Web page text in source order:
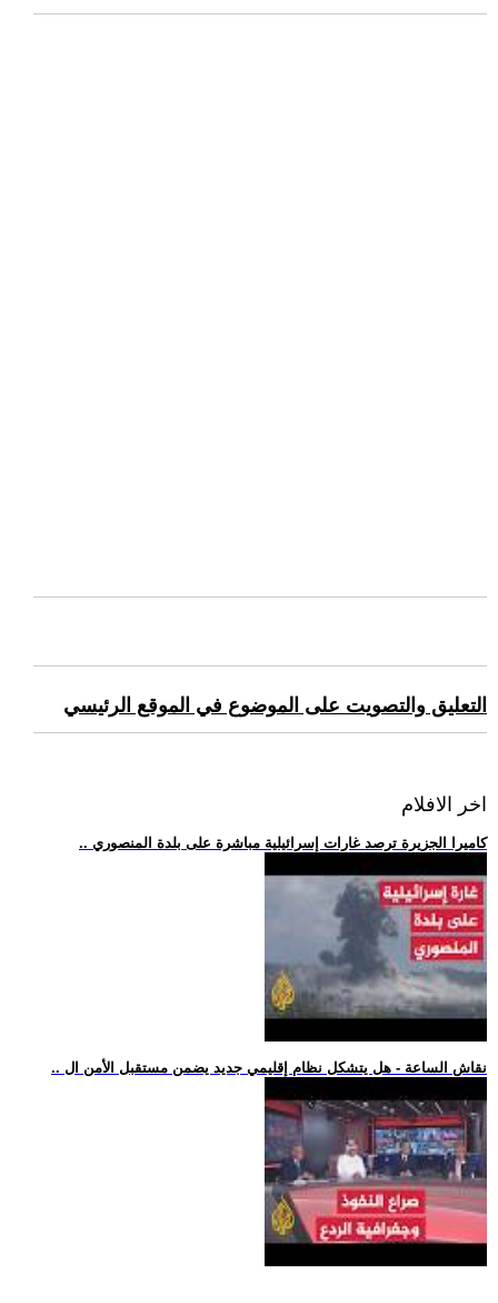
التعليق والتصويت على الموضوع في الموقع الرئيسي
اخر الافلام
.. كاميرا الجزيرة ترصد غارات إسرائيلية مباشرة على بلدة المنصوري
.. نقاش الساعة - هل يتشكل نظام إقليمي جديد يضمن مستقبل الأمن ال